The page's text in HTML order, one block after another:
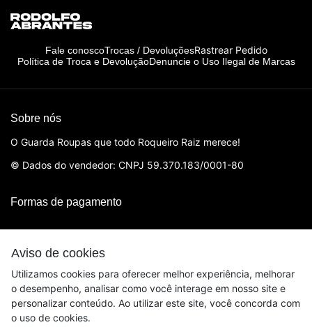
Aviso de cookies
Utilizamos cookies para oferecer melhor experiência, melhorar
o desempenho, analisar como você interage em nosso site e
personalizar conteúdo. Ao utilizar este site, você concorda com
o uso de cookies.
Fale conoscoTrocas / DevoluçõesRastrear Pedido
Política de Troca e DevoluçãoDenuncie o Uso Ilegal de Marcas
Sobre nós
O Guarda Roupas que todo Roqueiro Raiz merece!
© Dados do vendedor: CNPJ 59.370.183/0001-80
Formas de pagamento